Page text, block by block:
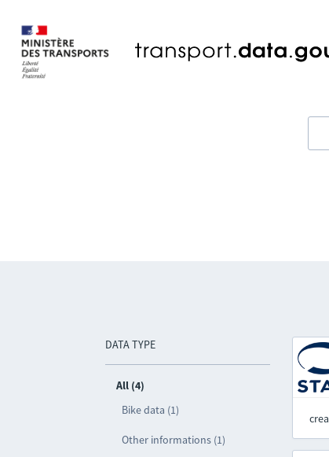
DATA TYPE
All (4)
Bike data (1)
Other informations (1)